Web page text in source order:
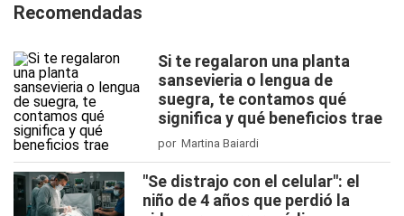
Recomendadas
Si te regalaron una planta
sansevieria o lengua de
suegra, te contamos qué
significa y qué beneficios trae
por Martina Baiardi
"Se distrajo con el celular": el
niño de 4 años que perdió la